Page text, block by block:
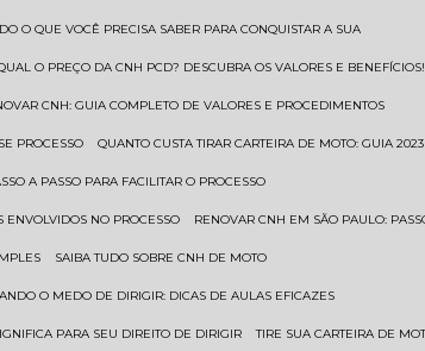
O QUE VOCÊ PRECISA SABER PARA CONQUISTAR A SUA
QUAL O PREÇO DA CNH PCD? DESCUBRA OS VALORES E BENEFÍCIOS!
CNH: GUIA COMPLETO DE VALORES E PROCEDIMENTOS
PROCESSO QUANTO CUSTA TIRAR CARTEIRA DE MOTO: GUIA 2023
A PASSO PARA FACILITAR O PROCESSO
ENVOLVIDOS NO PROCESSO RENOVAR CNH EM SÃO PAULO:
SAIBA TUDO SOBRE CNH DE MOTO
O MEDO DE DIRIGIR: DICAS DE AULAS EFICAZES
PARA SEU DIREITO DE DIRIGIR TIRE SUA CARTEIRA DE